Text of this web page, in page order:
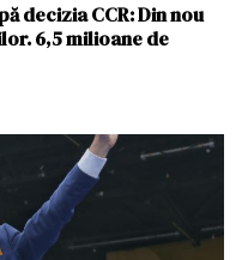
decizia CCR: Din nou
6,5 milioane de